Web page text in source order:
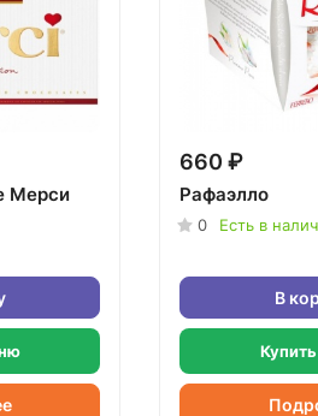
Мерси
660 ₽
Рафаэлло
0 Есть в
В